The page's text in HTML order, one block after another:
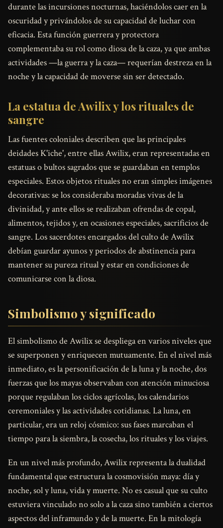
durante las incursiones nocturnas, haciéndolos caer en la
oscuridad y privándolos de su capacidad de luchar con
eficacia. Esta función guerrera y protectora
complementaba su rol como diosa de la caza, ya que ambas
actividades —la guerra y la caza— requerían destreza en la
noche y la capacidad de moverse sin ser detectado.
La estatua de Awilix y los rituales de
sangre
Las fuentes coloniales describen que las principales
deidades K'iche', entre ellas Awilix, eran representadas en
estatuas o bultos sagrados que se guardaban en templos
especiales. Estos objetos rituales no eran simples imágenes
decorativas: se los consideraba moradas vivas de la
divinidad, y ante ellos se realizaban ofrendas de copal,
alimentos, tejidos y, en ocasiones especiales, sacrificios de
sangre. Los sacerdotes encargados del culto de Awilix
debían guardar ayunos y periodos de abstinencia para
mantener su pureza ritual y estar en condiciones de
comunicarse con la diosa.
Simbolismo y significado
El simbolismo de Awilix se despliega en varios niveles que
se superponen y enriquecen mutuamente. En el nivel más
inmediato, es la personificación de la luna y la noche, dos
fuerzas que los mayas observaban con atención minuciosa
porque regulaban los ciclos agrícolas, los calendarios
ceremoniales y las actividades cotidianas. La luna, en
particular, era un reloj cósmico: sus fases marcaban el
tiempo para la siembra, la cosecha, los rituales y los viajes.
En un nivel más profundo, Awilix representa la dualidad
fundamental que estructura la cosmovisión maya: día y
noche, sol y luna, vida y muerte. No es casual que su culto
estuviera vinculado no solo a la caza sino también a ciertos
aspectos del inframundo y de la muerte. En la mitología